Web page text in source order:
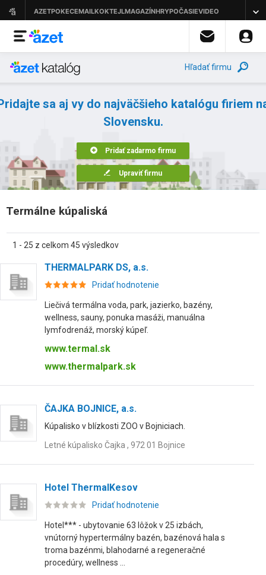
Hľadať firmu
sa aj vy do najväčšieho katalógu firiem
Slovensku.
Pridať zadarmo firmu
Upraviť firmu
Termálne kúpaliská
1 - 25 z celkom 45 výsledkov
THERMALPARK DS, a.s.
Pridať hodnotenie
Liečivá termálna voda, park, jazierko, bazény,
wellness, sauny, ponuka masáži, manuálna
lymfodrenáž, morský kúpeľ.
www.termal.sk
www.thermalpark.sk
ČAJKA BOJNICE, a.s.
Kúpalisko v blízkosti ZOO v Bojniciach.
Letné kúpalisko Čajka , 972 01 Bojnice
Hotel ThermalKesov
Pridať hodnotenie
Hotel*** - ubytovanie 63 lôžok v 25 izbách,
vnútorný hypertermálny bazén, bazénová hala s
troma bazénmi, blahodarné a regeneračné
procedúry, wellness ...